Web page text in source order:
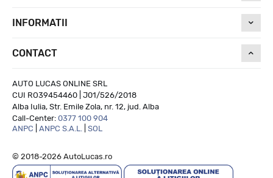
INFORMATII
CONTACT
AUTO LUCAS ONLINE SRL
CUI RO39454460 | J01/526/2018
Alba Iulia, Str. Emile Zola, nr. 12, jud. Alba
Call-Center: 0377 100 904
ANPC
ANPC S.A.L. SOL
© 2018-2026 AutoLucas.ro